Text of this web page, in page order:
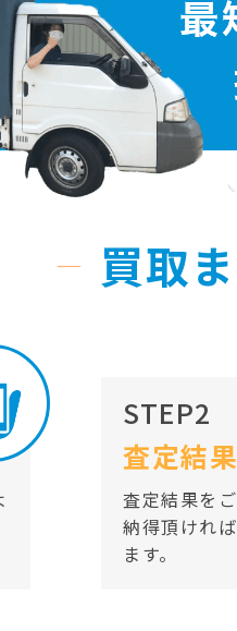
買取
STEP2
査定結果
査定結果を
納得頂けれ
ます。